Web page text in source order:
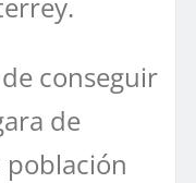
conseguir
de